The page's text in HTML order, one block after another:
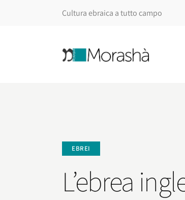
Cultura ebraica a tutto campo
EBREI
L’ebrea